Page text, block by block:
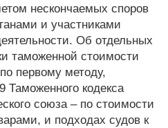
нескончаемых споров
и участниками
Об отдельных
таможенной стоимости
первому методу,
Таможенного кодекса
союза – по стоимости
и подходах судов к